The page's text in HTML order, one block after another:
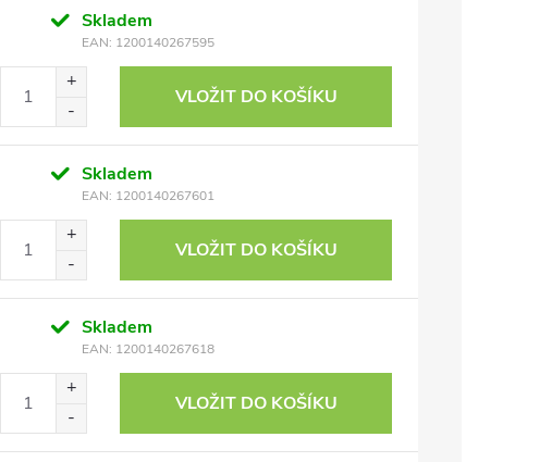
Skladem
EAN: 1200140267595
VLOŽIT DO KOŠÍKU
Skladem
EAN: 1200140267601
VLOŽIT DO KOŠÍKU
Skladem
EAN: 1200140267618
VLOŽIT DO KOŠÍKU